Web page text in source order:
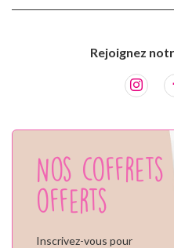
Rejoignez
Nos coffrets
offerts
Inscrivez-vous pour